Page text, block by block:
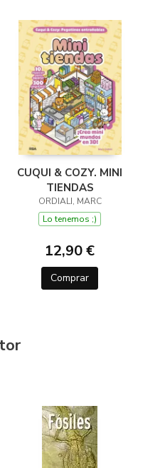
CUQUI & COZY. MINI
TIENDAS
ORDIALI, MARC
Lo tenemos ;)
12,90 €
Comprar